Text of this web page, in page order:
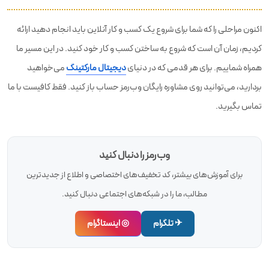
اکنون مراحلی را که شما برای شروع یک کسب‌ و کار آنلاین باید انجام دهید ارائه
کردیم، زمان آن است که شروع به ساختن کسب و کار خود کنید. در این مسیر ما
همراه شماییم. برای هر قدمی که در دنیایدیجیتال مارکتینگمی‌خواهید
بردارید، می‌توانید روی مشاوره رایگان وب‌رمز حساب باز کنید. فقط کافیست با ما
تماس بگیرید.
وب‌رمز را دنبال کنید
برای آموزش‌های بیشتر، کد تخفیف‌های اختصاصی و اطلاع از جدیدترین
مطالب، ما را در شبکه‌های اجتماعی دنبال کنید.
✈ تلگرام ◎ اینستاگرام